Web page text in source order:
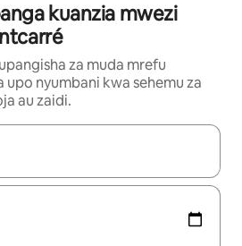
kuanzia mwezi
za muda mrefu
upo nyumbani kwa sehemu za
au zaidi.
vinjari kwa kutumia vitufe vya